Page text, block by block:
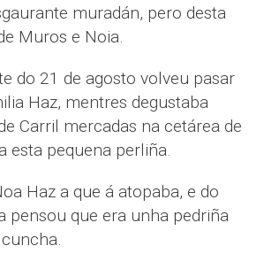
muradán, pero desta
Muros e Noia.
do 21 de agosto volveu pasar
Haz, mentres degustaba
Carril mercadas na cetárea de
esta pequena perliña.
Haz a que á atopaba, e do
pensou que era unha pedriña